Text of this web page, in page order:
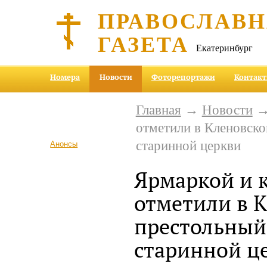
ГАЗЕТА Екатеринбург
Номера Новости Фоторепортажи
Анонсы
Главная → Новости→
отметили в
старинной церкви
Ярмаркой и
отметили в
старинной